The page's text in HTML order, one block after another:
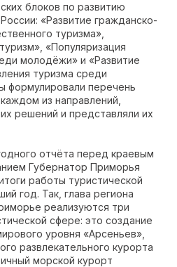
блоков по развитию
«Развитие гражданско-
туризма»,
«Популяризация
молодёжи» и «Развитие
туризма среди
формулировали перечень
из направлений,
решений и представляли их
отчёта перед краевым
Губернатор Приморья
работы туристической
год. Так, глава региона
реализуются три
сфере: это создание
уровня «Арсеньев»,
развлекательного курорта
морской курорт